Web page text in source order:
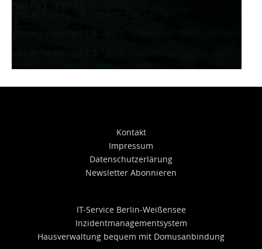
Kontakt
Impressum
Datenschutzerlärung
Newsletter Abonnieren
IT-Service Berlin-Weißensee
Inzidentmanagementsystem
Hausverwaltung bequem mit Domusanbindung